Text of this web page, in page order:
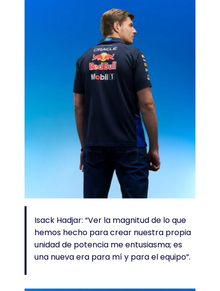
Isack Hadjar: “Ver la magnitud de lo que
hemos hecho para crear nuestra propia
unidad de potencia me entusiasma; es
una nueva era para mí y para el equipo”.